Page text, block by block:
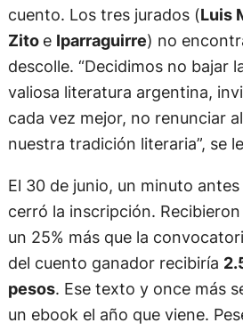
cuento. Los tres jurados (Luis
Zito e Iparraguirre) no
descolle. “Decidimos no bajar
valiosa literatura argentina,
cada vez mejor, no renunciar
nuestra tradición literaria”, se
El 30 de junio, un minuto
cerró la inscripción. Recibieron
un 25% más que la
del cuento ganador recibiría
pesos. Ese texto y once más
un ebook el año que viene.